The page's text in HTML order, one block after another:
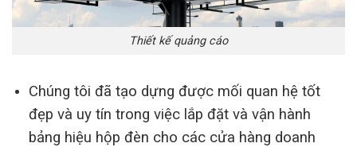
Thiết kế quảng cáo
Chúng tôi đã tạo dựng được mối quan hệ tốt
đẹp và uy tín trong việc lắp đặt và vận hành
bảng hiệu hộp đèn cho các cửa hàng doanh